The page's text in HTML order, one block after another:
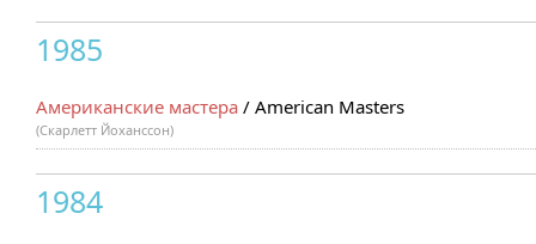
1985
Американские мастера / American Masters
(Скарлетт Йоханссон)
1984